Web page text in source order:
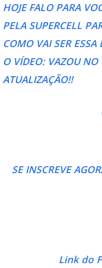
HOJE FALO PARA
PELA SUPERCELL
COMO VAI SER
O VÍDEO: VAZOU NO
ATUALIZAÇÃO!!
SE INSCREVE
Link do